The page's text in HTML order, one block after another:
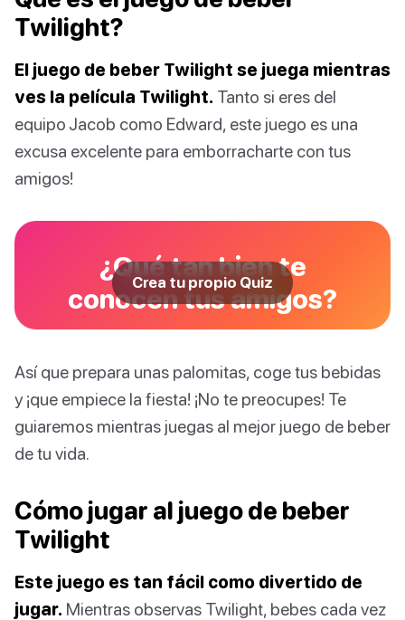
Twilight?
El juego de beber Twilight se juega mientras
ves la película Twilight. Tanto si eres del
equipo Jacob como Edward, este juego es una
excusa excelente para emborracharte con tus
amigos!
¿Qué tan bien te
conocen tus amigos?
Crea tu propio Quiz
Así que prepara unas palomitas, coge tus bebidas
y ¡que empiece la fiesta! ¡No te preocupes! Te
guiaremos mientras juegas al mejor juego de beber
de tu vida.
Cómo jugar al juego de beber
Twilight
Este juego es tan fácil como divertido de
jugar. Mientras observas Twilight, bebes cada vez